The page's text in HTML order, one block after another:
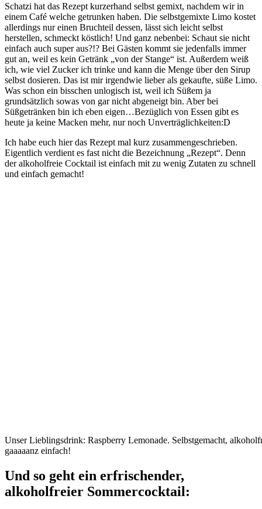
Schatzi hat das Rezept kurzerhand selbst gemixt, nachdem wir in
einem Café welche getrunken haben. Die selbstgemixte Limo kostet
allerdings nur einen Bruchteil dessen, lässt sich leicht selbst
herstellen, schmeckt köstlich! Und ganz nebenbei: Schaut sie nicht
einfach auch super aus?!? Bei Gästen kommt sie jedenfalls immer
gut an, weil es kein Getränk „von der Stange“ ist. Außerdem weiß
ich, wie viel Zucker ich trinke und kann die Menge über den Sirup
selbst dosieren. Das ist mir irgendwie lieber als gekaufte, süße Limo.
Was schon ein bisschen unlogisch ist, weil ich Süßem ja
grundsätzlich sowas von gar nicht abgeneigt bin. Aber bei
Süßgetränken bin ich eben eigen…Bezüglich von Essen gibt es
heute ja keine Macken mehr, nur noch Unverträglichkeiten:D
Ich habe euch hier das Rezept mal kurz zusammengeschrieben.
Eigentlich verdient es fast nicht die Bezeichnung „Rezept“. Denn
der alkoholfreie Cocktail ist einfach mit zu wenig Zutaten zu schnell
und einfach gemacht!
Unser Lieblingsdrink: Raspberry Lemonade. Selbstgemacht,
gaaaaanz einfach!
Und so geht ein erfrischender,
alkoholfreier Sommercocktail: